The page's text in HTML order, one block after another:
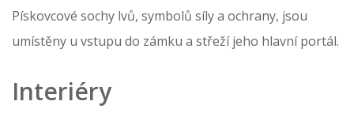
Pískovcové sochy lvů, symbolů síly a ochrany, jsou
umístěny u vstupu do zámku a střeží jeho hlavní portál.
Interiéry